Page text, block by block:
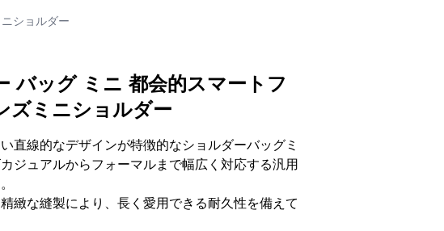
ショルダー
バッグ ミニ 都会的スマートフ
ズミニショルダー
直線的なデザインが特徴的なショルダーバッグミ
ジュアルからフォーマルまで幅広く対応する汎用
精緻な縫製により、長く愛用できる耐久性を備えて